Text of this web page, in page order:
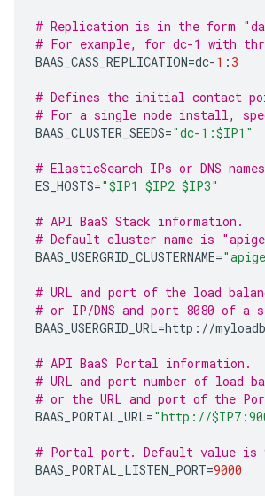
# Replication is in the form
# For example, for dc-1 with
BAAS_CASS_REPLICATION=dc-1 :3
# Defines the initial contact
# For a single node install,
BAAS_CLUSTER_SEEDS="dc-1:$IP1"
# ElasticSearch IPs or DNS
ES_HOSTS="$IP1 $IP2 $IP3"
# API BaaS Stack information.
# Default cluster name is
BAAS_USERGRID_CLUSTERNAME=
# URL and port of the load
# or IP/DNS and port 8080 of a
BAAS_USERGRID_URL=http : //
# API BaaS Portal information.
# URL and port number of
# or the URL and port of the
BAAS_PORTAL_URL="http://
# Portal port. Default value is
BAAS_PORTAL_LISTEN_PORT=9000